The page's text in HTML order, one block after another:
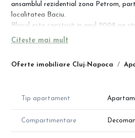
Oferte imobiliare Cluj-Napoca
ansamblul rezidential zona Petrom,
localitatea Baciu.
Blocul este construit in anul 2008 pe
fiind din caramida poroterm de 35cm ,
comun,magazine alinentare, saloane
*Parcare privata exterioara.
Citește mai mult
Tip apartament
Compartimentare